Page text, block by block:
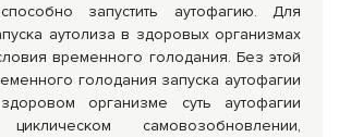
запустить аутофагию. Для
аутолиза в здоровых организмах
временного голодания. Без этой
голодания запуска аутофагии
организме суть аутофагии
самовозобновлении,